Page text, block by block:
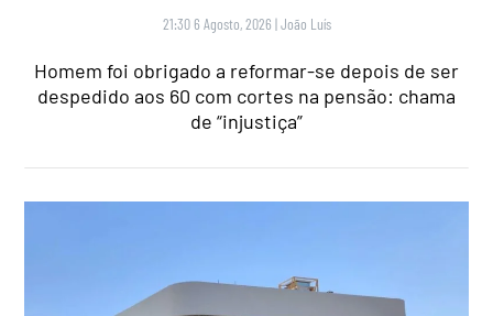
21:30 6 Agosto, 2026 |João Luís
Homem foi obrigado a reformar-se depois de ser
despedido aos 60 com cortes na pensão: chama
de “injustiça”